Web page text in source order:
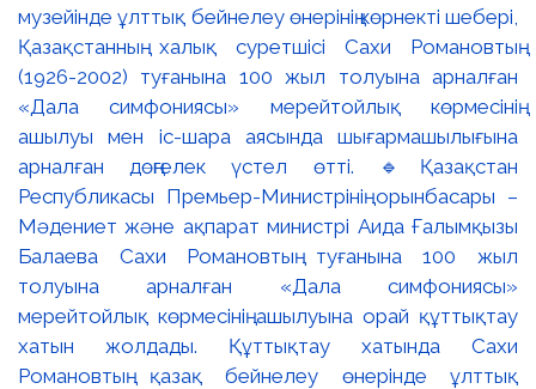
музейінде ұлттық бейнелеу өнерінің көрнекті шебері,
Қазақстанның халық суретшісі Сахи Романовтың
(1926-2002) туғанына 100 жыл толуына арналған
«Дала симфониясы» мерейтойлық көрмесінің
ашылуы мен іс-шара аясында шығармашылығына
арналған дөңгелек үстел өтті. 🔹Қазақстан
Республикасы Премьер-Министрінің орынбасары –
Мәдениет және ақпарат министрі Аида Ғалымқызы
Балаева Сахи Романовтың туғанына 100 жыл
толуына арналған «Дала симфониясы»
мерейтойлық көрмесінің ашылуына орай құттықтау
хатын жолдады. Құттықтау хатында Сахи
Романовтың қазақ бейнелеу өнерінде ұлттық